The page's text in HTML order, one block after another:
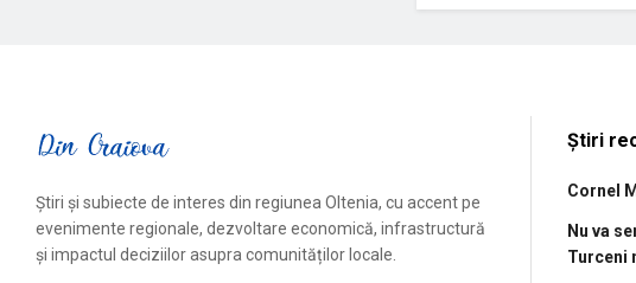
Știri și subiecte de interes din regiunea Oltenia, cu accent pe
evenimente regionale, dezvoltare economică, infrastructură
și impactul deciziilor asupra comunităților locale.
Știri
Cornel
Nu va
Turceni